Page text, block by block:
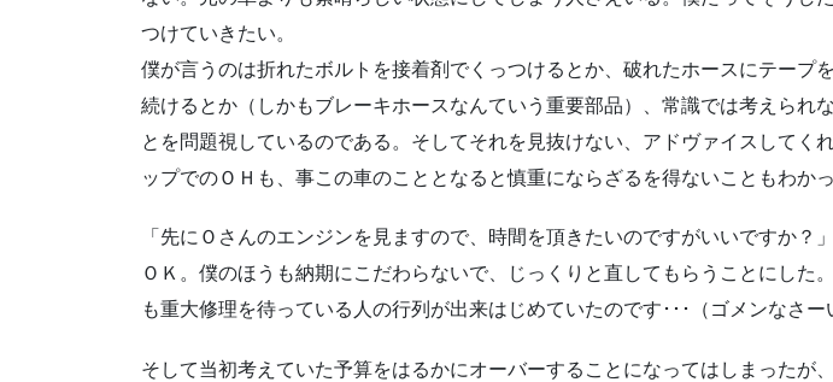
つけていきたい。
僕が言うのは折れたボルトを接着剤でくっつけるとか、破れたホースにテープ
続けるとか（しかもブレーキホースなんていう重要部品）、常識では考えられ
とを問題視しているのである。そしてそれを見抜けない、アドヴァイスしてく
ップでのＯＨも、事この車のこととなると慎重にならざるを得ないこともわかっ
「先にＯさんのエンジンを見ますので、時間を頂きたいのですがいいですか？
ＯＫ。僕のほうも納期にこだわらないで、じっくりと直してもらうことにした
も重大修理を待っている人の行列が出来はじめていたのです･･･（ゴメンなさー
そして当初考えていた予算をはるかにオーバーすることになってはしまったが